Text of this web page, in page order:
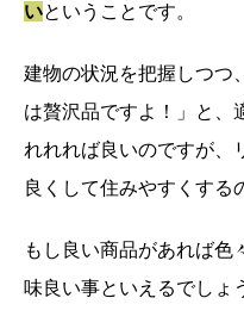
いということです。
建物の状況を把握しつつ
は贅沢品ですよ！」と、
れれれば良いのですが、
良くして住みやすくする
もし良い商品があれば色
味良い事といえるでしょ